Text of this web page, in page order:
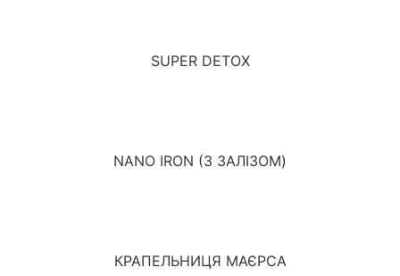
SUPER DETOX
NANO IRON (З ЗАЛІЗОМ)
КРАПЕЛЬНИЦЯ МАЄРСА